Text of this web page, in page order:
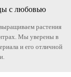
с любовью
растения
Мы уверены в
и его отличной